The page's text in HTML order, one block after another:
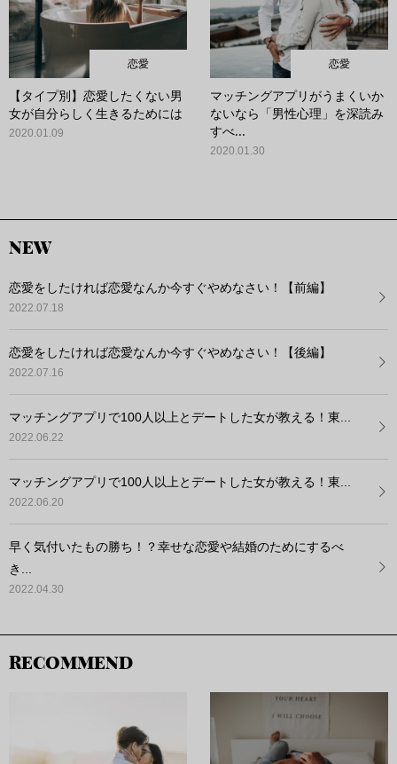
恋愛
【タイプ別】恋愛したくない男
女が自分らしく生きるためには
2020.01.09
恋愛
マッチングアプリがうまくいか
ないなら「男性心理」を深読み
すべ...
2020.01.30
NEW
恋愛をしたければ恋愛なんか今すぐやめなさい！【前編】
2022.07.18
恋愛をしたければ恋愛なんか今すぐやめなさい！【後編】
2022.07.16
マッチングアプリで100人以上とデートした女が教える！東...
2022.06.22
マッチングアプリで100人以上とデートした女が教える！東...
2022.06.20
早く気付いたもの勝ち！？幸せな恋愛や結婚のためにするべ
き...
2022.04.30
RECOMMEND